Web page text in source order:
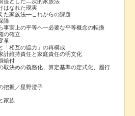
なれた現実
家族法―これからの課題
障
上の平等ヘ―必要な平等概念の転換
確立
革
互の協力」の再構成
と家庭責任の明文化
付
めの義務化、算定基準の定式化、履行
把握／星野澄子
家族